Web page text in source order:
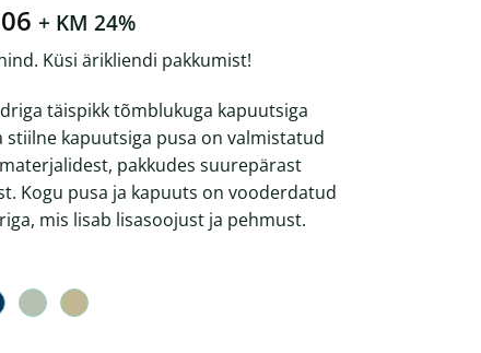
Hinnavahemik:
€69.20
kuni
€73.06
+ KM 24%
Küsi ärikliendi pakkumist!
täispikk tõmblukuga kapuutsiga
stiilne kapuutsiga pusa on valmistatud
pakkudes suurepärast
Kogu pusa ja kapuuts on vooderdatud
mis lisab lisasoojust ja pehmust.